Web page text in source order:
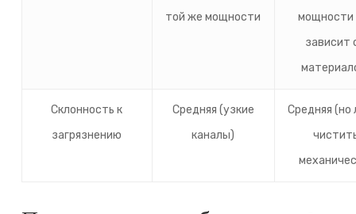
той же мощности
мощности
зависит
Склонность к
загрязнению
Средняя (узкие
каналы)
Средняя (но